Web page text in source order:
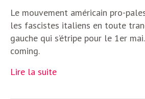
Le mouvement américain pro-
les fascistes italiens en toute
gauche qui s’étripe pour le 1er
coming.
Lire la suite